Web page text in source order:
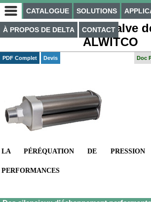
CATALOGUE SOLUTIONS
À PROPOS DE DELTA CONTACT
Silencieux avec valve
ALWITCO
Doc
PDF Complet Devis
LA PÉRÉQUATION DE
PERFORMANCES